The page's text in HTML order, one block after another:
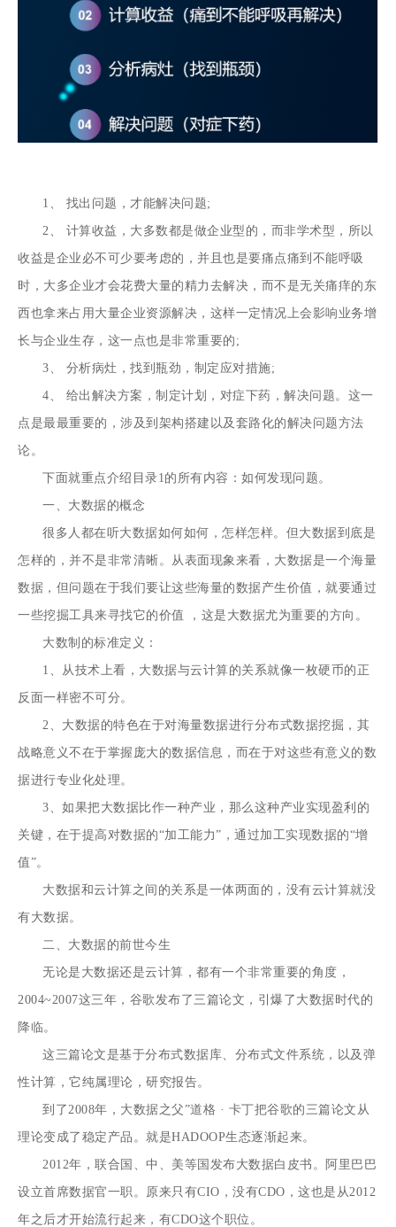
1、 找出问题，才能解决问题;
2、 计算收益，大多数都是做企业型的，而非学术型，所以
收益是企业必不可少要考虑的，并且也是要痛点痛到不能呼吸
时，大多企业才会花费大量的精力去解决，而不是无关痛痒的东
西也拿来占用大量企业资源解决，这样一定情况上会影响业务增
长与企业生存，这一点也是非常重要的;
3、 分析病灶，找到瓶劲，制定应对措施;
4、 给出解决方案，制定计划，对症下药，解决问题。这一
点是最最重要的，涉及到架构搭建以及套路化的解决问题方法
论。
下面就重点介绍目录1的所有内容：如何发现问题。
一、大数据的概念
很多人都在听大数据如何如何，怎样怎样。但大数据到底是
怎样的，并不是非常清晰。从表面现象来看，大数据是一个海量
数据，但问题在于我们要让这些海量的数据产生价值，就要通过
一些挖掘工具来寻找它的价值 ，这是大数据尤为重要的方向。
大数制的标准定义：
1、从技术上看，大数据与云计算的关系就像一枚硬币的正
反面一样密不可分。
2、大数据的特色在于对海量数据进行分布式数据挖掘，其
战略意义不在于掌握庞大的数据信息，而在于对这些有意义的数
据进行专业化处理。
3、如果把大数据比作一种产业，那么这种产业实现盈利的
关键，在于提高对数据的“加工能力”，通过加工实现数据的“增
值”。
大数据和云计算之间的关系是一体两面的，没有云计算就没
有大数据。
二、大数据的前世今生
无论是大数据还是云计算，都有一个非常重要的角度，
2004~2007这三年，谷歌发布了三篇论文，引爆了大数据时代的
降临。
这三篇论文是基于分布式数据库、分布式文件系统，以及弹
性计算，它纯属理论，研究报告。
到了2008年，大数据之父”道格 · 卡丁把谷歌的三篇论文从
理论变成了稳定产品。就是HADOOP生态逐渐起来。
2012年，联合国、中、美等国发布大数据白皮书。阿里巴巴
设立首席数据官一职。原来只有CIO，没有CDO，这也是从2012
年之后才开始流行起来，有CDO这个职位。